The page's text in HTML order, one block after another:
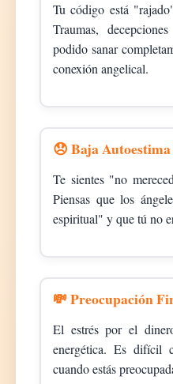
Tu código está
Traumas,
podido sanar
conexión angelical.
😞 Baja
Te sientes "no
Piensas que los
espiritual" y que tú no
💸 Preocupación
El estrés por el
energética. Es difícil
cuando estás